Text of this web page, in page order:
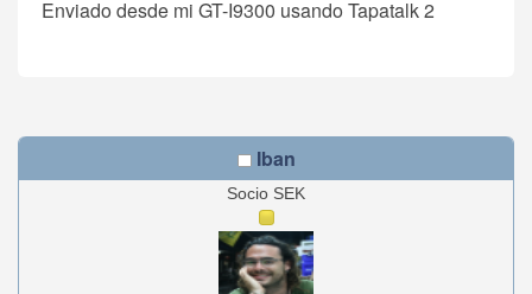
Enviado desde mi GT-I9300 usando Tapatalk 2
Iban
Socio SEK